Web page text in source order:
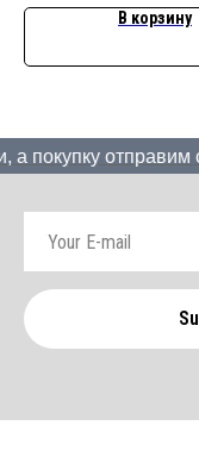
В корзину
покупку отправим